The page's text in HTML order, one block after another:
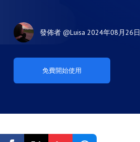
發佈者 @Luisa 2024年08月26日